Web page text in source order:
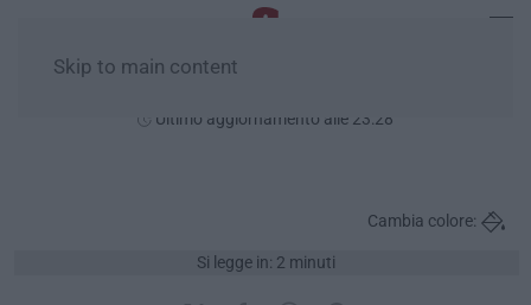
Skip to main content
Ultimo aggiornamento alle 23:28
Si legge in: 2 minuti
Cambia colore: